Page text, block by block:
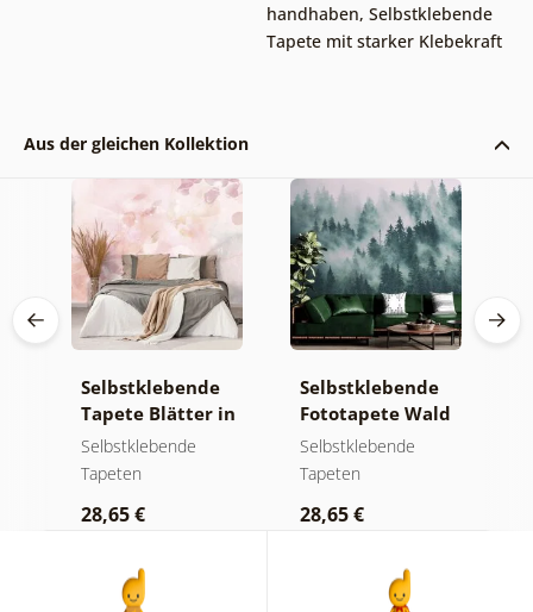
handhaben, Selbstklebende
Tapete mit starker Klebekraft
Aus der gleichen Kollektion
Selbstklebende
Tapete Blätter in
Pastelltönen
Selbstklebende
Tapeten
28,65 €
Selbstklebende
Fototapete Wald
im Nebel
Selbstklebende
Tapeten
28,65 €